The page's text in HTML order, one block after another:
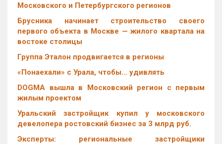
Московского и Петербургского регионов
Брусника начинает строительство своего
первого объекта в Москве — жилого квартала на
востоке столицы
Группа Эталон продвигается в регионы
«Понаехали» с Урала, чтобы… удивлять
DOGMA вышла в Московский регион с первым
жилым проектом
Уральский застройщик купил у московского
девелопера ростовский бизнес за 3 млрд руб.
Эксперты: региональные застройщики